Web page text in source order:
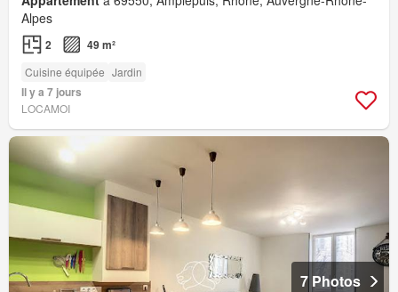
Alpes
2 49 m²
Cuisine équipée Jardin
Il y a 7 jours
LOCAMOI
7 Photos